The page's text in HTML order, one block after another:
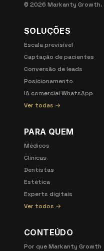
© 2026 Markanty
SOLUÇÕES
Escala previsível
Captação de pacientes
Conversão de leads
Posicionamento
IA comercial WhatsApp
Ver todas →
PARA QUEM
Médicos
Clínicas
Dentistas
Estética
Experts digitais
Ver todos →
CONTEÚDO
Por que Markanty Growth